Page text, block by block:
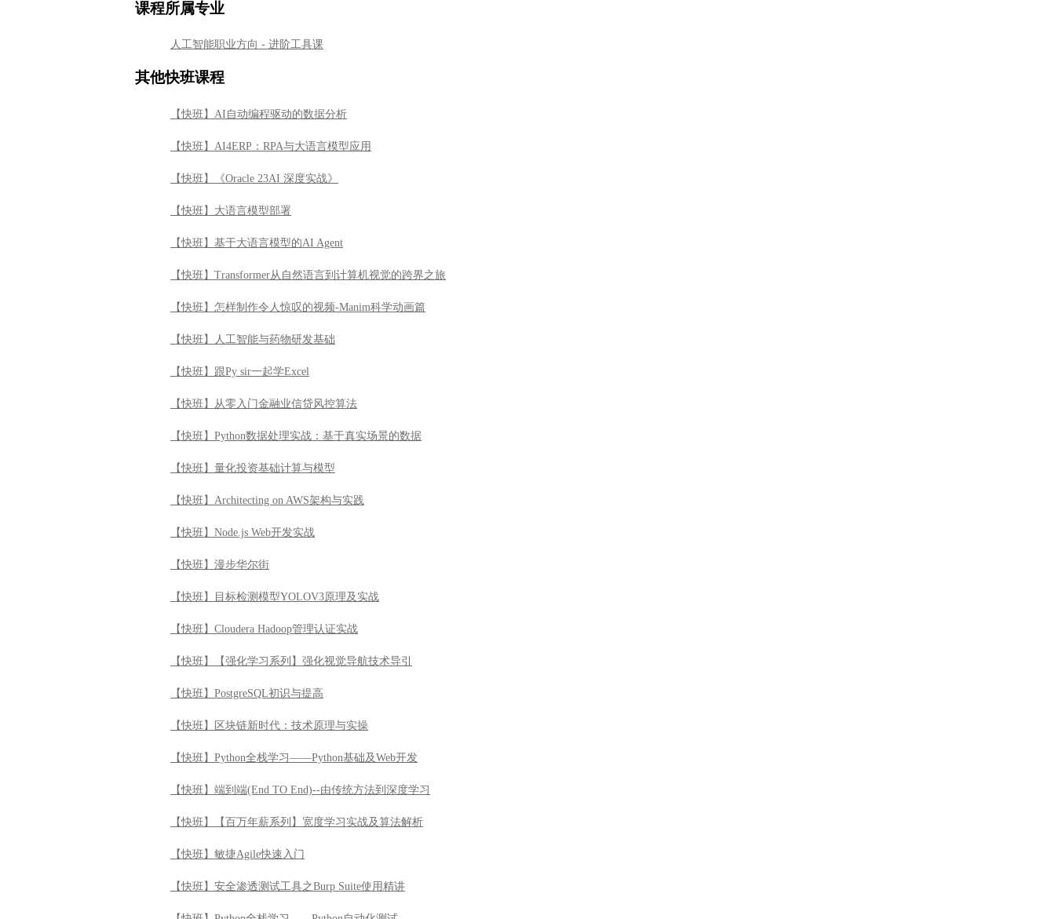
【快班】基于大语言模型的AI Agent
【快班】Transformer从自然语言到计算机视觉的跨界之旅
【快班】怎样制作令人惊叹的视频-Manim科学动画篇
【快班】人工智能与药物研发基础
【快班】跟Py sir一起学Excel
【快班】从零入门金融业信贷风控算法
【快班】Python数据处理实战：基于真实场景的数据
【快班】量化投资基础计算与模型
【快班】Architecting on AWS架构与实践
【快班】Node.js Web开发实战
【快班】漫步华尔街
【快班】目标检测模型YOLOV3原理及实战
【快班】Cloudera Hadoop管理认证实战
【快班】【强化学习系列】强化视觉导航技术导引
【快班】PostgreSQL初识与提高
【快班】区块链新时代：技术原理与实操
【快班】Python全栈学习——Python基础及Web开发
【快班】端到端(End TO End)--由传统方法到深度学习
【快班】【百万年薪系列】宽度学习实战及算法解析
【快班】敏捷Agile快速入门
【快班】安全渗透测试工具之Burp Suite使用精讲
【快班】Python全栈学习——Python自动化测试
【快班】系统运维之基础服务进阶实战
【快班】Elastic Stack实战
【快班】测试架构师核心技术
【快班】python网络爬虫应用实战